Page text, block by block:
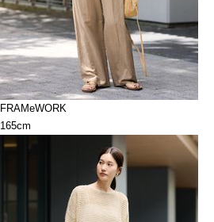
FRAMeWORK
165cm